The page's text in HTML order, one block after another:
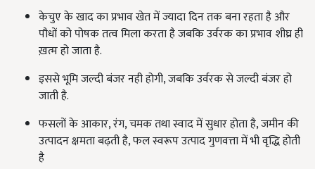
केचुए के खाद का प्रभाव खेत में ज्यादा दिन तक बना रहता है और
पौधों को पोषक तत्व मिला करता है जबकि उर्वरक का प्रभाव शीघ्र ही
ख़त्म हो जाता है.
इससे भूमि जल्दी बंजर नही होगी, जबकि उर्वरक से जल्दी बंजर हो
जाती है.
फसलों के आकार, रंग, चमक तथा स्वाद में सुधार होता है, जमीन की
उत्पादन क्षमता बढ़ती है, फल स्वरूप उत्पाद गुणवत्ता में भी वृद्धि होती
है